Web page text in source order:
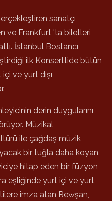
sanatçı
ve Frankfurt 'ta biletleri
İstanbul Bostancı
ilk Konserttide bütün
ve yurt dışı
derin duygularını
Müzikal
ile çağdaş müzik
bir tuğla daha koyan
hitap eden bir füzyon
eşliğinde yurt içi ve yurt
imza atan Rewşan,